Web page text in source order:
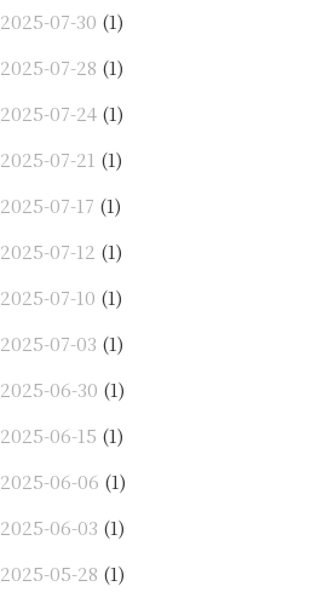
2025-07-30 (1)
2025-07-28 (1)
2025-07-24 (1)
2025-07-21 (1)
2025-07-17 (1)
2025-07-12 (1)
2025-07-10 (1)
2025-07-03 (1)
2025-06-30 (1)
2025-06-15 (1)
2025-06-06 (1)
2025-06-03 (1)
2025-05-28 (1)